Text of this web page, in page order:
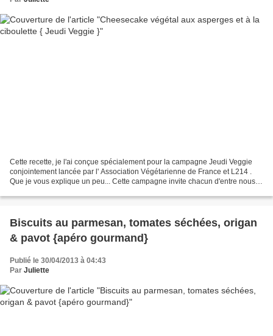
Cette recette, je l'ai conçue spécialement pour la campagne Jeudi Veggie
conjointement lancée par l' Association Végétarienne de France et L214 .
Que je vous explique un peu... Cette campagne invite chacun d'entre nous à
Biscuits au parmesan, tomates séchées, origan
& pavot {apéro gourmand}
Publié le 30/04/2013 à 04:43
Par Juliette